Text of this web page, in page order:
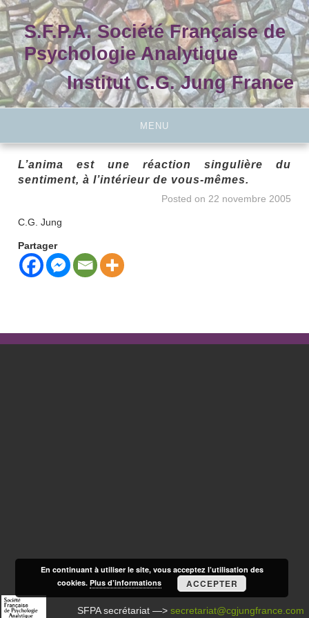
Skip
to
contentS.F.P.A. Société Française de
Psychologie Analytique
Institut C.G. Jung France
MENU
L’anima est une réaction singulière du
sentiment, à l’intérieur de vous-mêmes.
Posted on 22 novembre 2005
C.G. Jung
Partager
SFPA secrétariat —>secretariat@cgjungfrance.com
En continuant à utiliser le site, vous acceptez l’utilisation des
cookies.Plus d’informations ACCEPTER